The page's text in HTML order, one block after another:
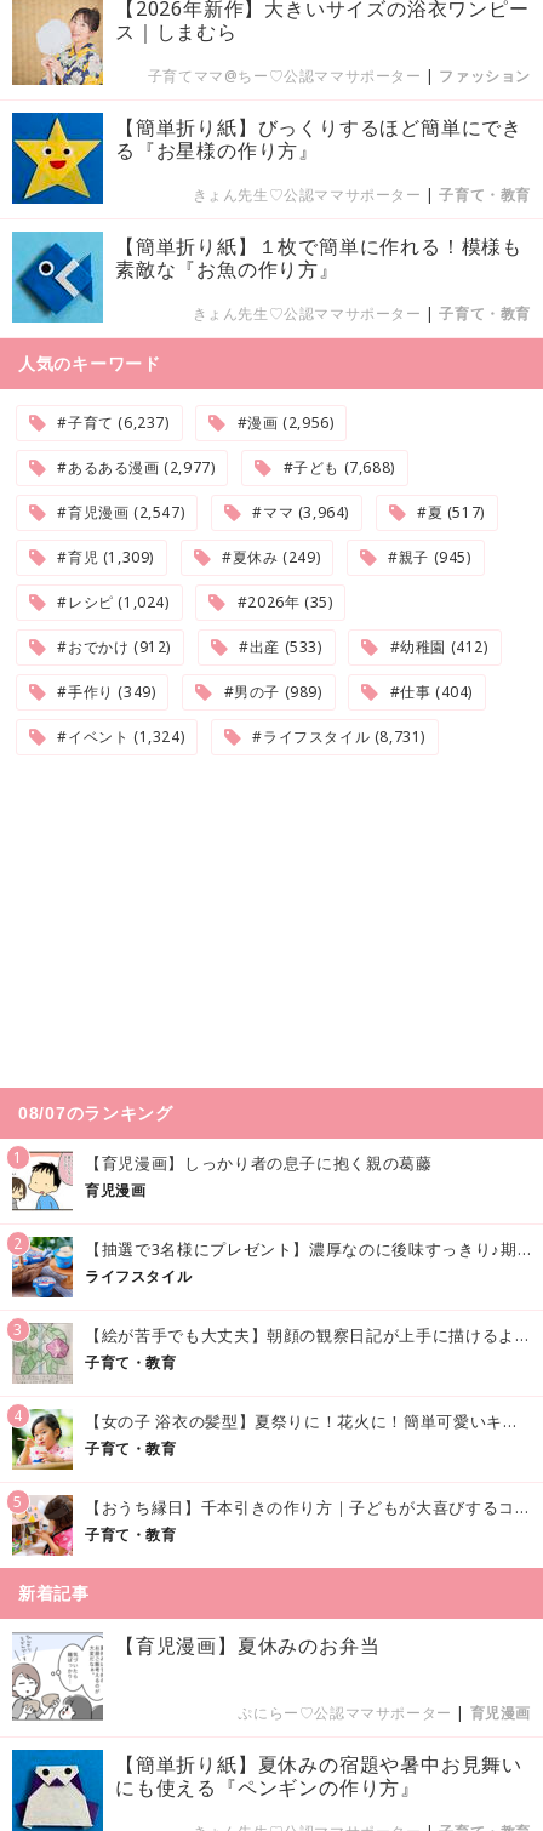
【2026年新作】大きいサイズの浴衣ワンピー
ス｜しまむら
子育てママ@ちー♡公認ママサポーター | ファッション
【簡単折り紙】びっくりするほど簡単にでき
る『お星様の作り方』
きょん先生♡公認ママサポーター |子育て・教育
【簡単折り紙】１枚で簡単に作れる！模様も
素敵な『お魚の作り方』
きょん先生♡公認ママサポーター |子育て・教育
人気のキーワード
#子育て (6,237) #漫画 (2,956)
#あるある漫画 (2,977) #子ども (7,688)
#育児漫画 (2,547) #ママ (3,964) #夏 (517)
#育児 (1,309) #夏休み (249) #親子 (945)
#レシピ (1,024) #2026年 (35)
#おでかけ (912) #出産 (533) #幼稚園 (412)
#手作り (349) #男の子 (989) #仕事 (404)
#イベント (1,324) #ライフスタイル (8,731)
08/07のランキング
1 【育児漫画】しっかり者の息子に抱く親の葛藤
育児漫画
2 【抽選で3名様にプレゼント】濃厚なのに後味すっきり♪期間限定の「メイトーのなめらかプリン カルピス®入りソース」で夏を味わおう！
ライフスタイル
3 【絵が苦手でも大丈夫】朝顔の観察日記が上手に描けるようになる方法｜イラスト付き
子育て・教育
4 【女の子 浴衣の髪型】夏祭りに！花火に！簡単可愛いキッズの浴衣ヘアアレンジまとめ
子育て・教育
5 【おうち縁日】千本引きの作り方｜子どもが大喜びするコツやアイデア♪
子育て・教育
新着記事
【育児漫画】夏休みのお弁当
ぷにらー♡公認ママサポーター | 育児漫画
【簡単折り紙】夏休みの宿題や暑中お見舞い
にも使える『ペンギンの作り方』